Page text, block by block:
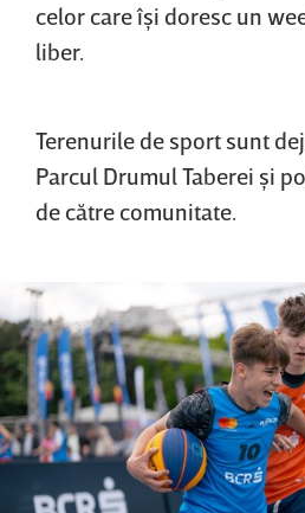
celor care îşi doresc un
liber.
Terenurile de sport sunt
Parcul Drumul Taberei şi
de către comunitate.